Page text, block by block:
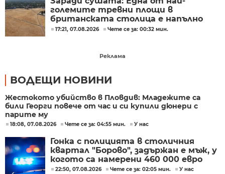
големите тревни площи в
британската столица е напълно
изгоряла
17:21, 07.08.2026 Чете се за: 00:32 мин.
Реклама
ВОДЕЩИ НОВИНИ
Жестокото убийство в Пловдив: Младежите са
били Георги повече от час и си купили дюнери с
парите му
18:08, 07.08.2026 Чете се за: 04:55 мин. У нас
Гонка с полицията в столичния
квартал "Борово", задържан е мъж, у
когото са намерени 460 000 евро
22:50, 07.08.2026 Чете се за: 02:05 мин. У нас